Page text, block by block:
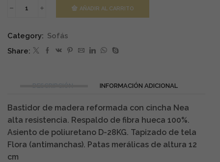
Sofá
AÑADIR AL CARRITO
Category: Sofás
Share:
DESCRIPCIÓN INFORMACIÓN ADICIONAL
Bastidor de madera reformada con cincha Nea
alta resistencia. Respaldo de fibra hueca 100%.
Asiento de poliuretano D-28KG. Tapizado de tela
Flora (antimanchas). Patas merálicas de altura 12
cm